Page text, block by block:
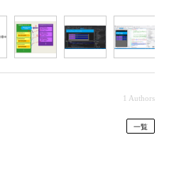
1 Authors
一覧